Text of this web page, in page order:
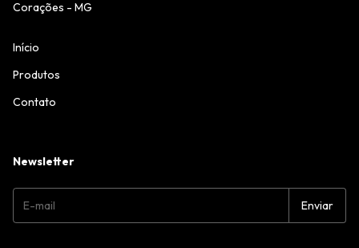
Corações - MG
Início
Produtos
Contato
Newsletter